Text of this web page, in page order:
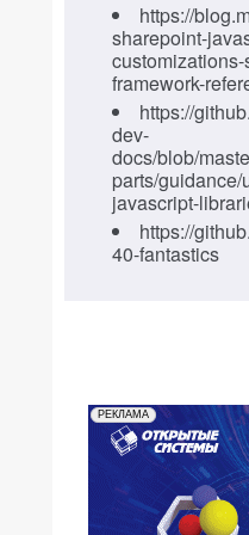
https://
sharepoint-
framework-
https://
dev-
docs/blob/
parts/
javascript-
https://
40-fantastics
РЕКЛАМА